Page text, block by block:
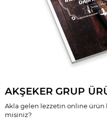
AKŞEKER GRUP
Akla gelen lezzetin online
misiniz?